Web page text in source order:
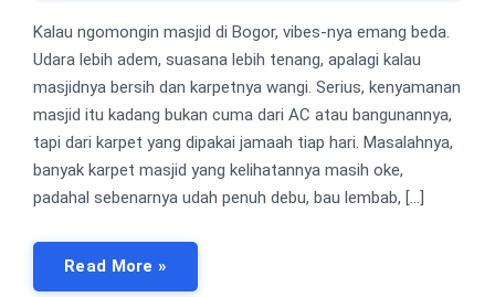
Kalau ngomongin masjid di Bogor, vibes-nya emang beda.
Udara lebih adem, suasana lebih tenang, apalagi kalau
masjidnya bersih dan karpetnya wangi. Serius, kenyamanan
masjid itu kadang bukan cuma dari AC atau bangunannya,
tapi dari karpet yang dipakai jamaah tiap hari. Masalahnya,
banyak karpet masjid yang kelihatannya masih oke,
padahal sebenarnya udah penuh debu, bau lembab, […]
Read More »